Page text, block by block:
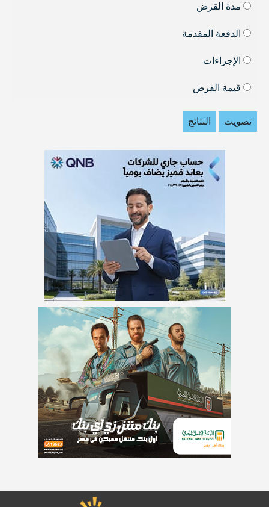
مدة القرض
الدفعة المقدمة
الإجراءات
قيمة القرض
تصويت النتائج